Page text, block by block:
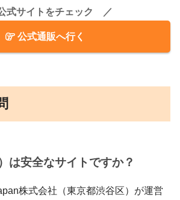
式サイトをチェック ／
公式通販へ行く
は安全なサイトですか？
株式会社（東京都渋谷区）が運営